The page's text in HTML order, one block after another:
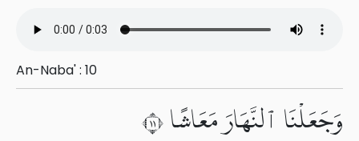
An-Naba' : 10
وَجَعَلْنَا ٱلنَّهَارَ مَعَاشًا ١١